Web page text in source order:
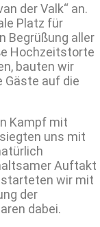
der Valk“ an.
Platz für
Begrüßung aller
Hochzeitstorte
bauten wir
Gäste auf die
Kampf mit
uns mit
Auftakt
starteten wir mit
der
dabei.